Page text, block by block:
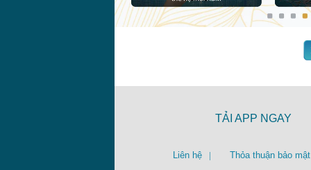
TẢI APP NGAY
Liên hệ | Thỏa thuận bảo mật